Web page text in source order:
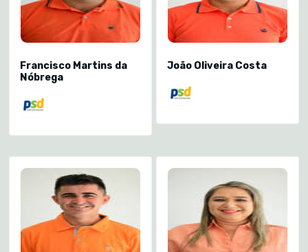
Francisco Martins da
Nóbrega
João Oliveira Costa